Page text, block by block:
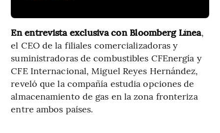
En entrevista exclusiva con Bloomberg Línea,
el CEO de la filiales comercializadoras y
suministradoras de combustibles CFEnergía y
CFE Internacional, Miguel Reyes Hernández,
reveló que la compañía estudia opciones de
almacenamiento de gas en la zona fronteriza
entre ambos países.